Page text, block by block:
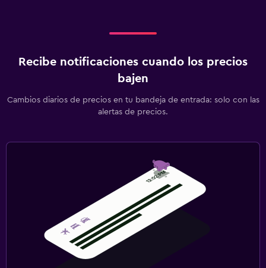
Recibe notificaciones cuando los precios
bajen
Cambios diarios de precios en tu bandeja de entrada: solo con las
alertas de precios.